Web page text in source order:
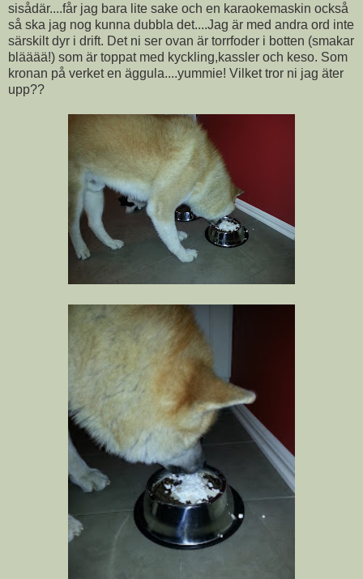
sisådär....får jag bara lite sake och en karaokemaskin också
så ska jag nog kunna dubbla det....Jag är med andra ord inte
särskilt dyr i drift. Det ni ser ovan är torrfoder i botten (smakar
blääää!) som är toppat med kyckling,kassler och keso. Som
kronan på verket en äggula....yummie! Vilket tror ni jag äter
upp??